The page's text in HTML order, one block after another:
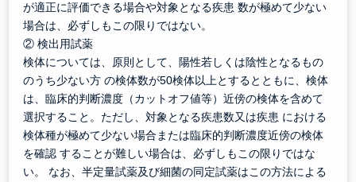
が適正に評価できる場合や対象となる疾患 数が極めて少ない
場合は、必ずしもこの限りではない。
② 検出用試薬
検体については、原則として、陽性若しくは陰性となるもの
のうち少ない方 の検体数が50検体以上とするとともに、検体
は、臨床的判断濃度（カットオフ値等）近傍の検体を含めて
選択すること。ただし、対象となる疾患数又は疾患 における
検体種が極めて少ない場合または臨床的判断濃度近傍の検体
を確認 することが難しい場合は、必ずしもこの限りではな
い。 なお、半定量試薬及び細菌の同定試薬はこの方法による